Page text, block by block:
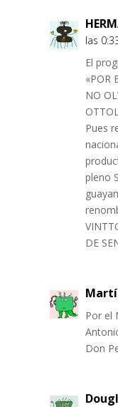
las
El
«POR
NO
Pues
pleno
DE
Por el
Don